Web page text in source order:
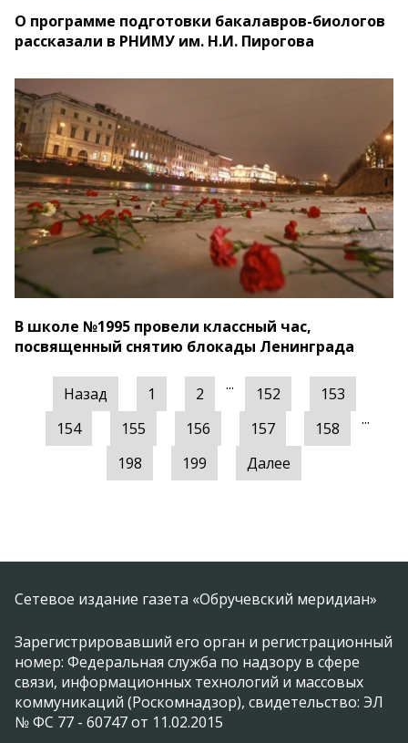
О программе подготовки бакалавров-биологов
рассказали в РНИМУ им. Н.И. Пирогова
В школе №1995 провели классный час,
посвященный снятию блокады Ленинграда
Назад 1 2 ... 152
153
154
155 156 157 158 ...
198 199 Далее
Сетевое издание газета «Обручевский меридиан»
Зарегистрировавший его орган и регистрационный
номер: Федеральная служба по надзору в сфере
связи, информационных технологий и массовых
коммуникаций (Роскомнадзор), свидетельство: ЭЛ
№ ФС 77 - 60747 от 11.02.2015